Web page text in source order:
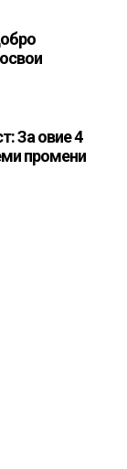
За овие 4
промени